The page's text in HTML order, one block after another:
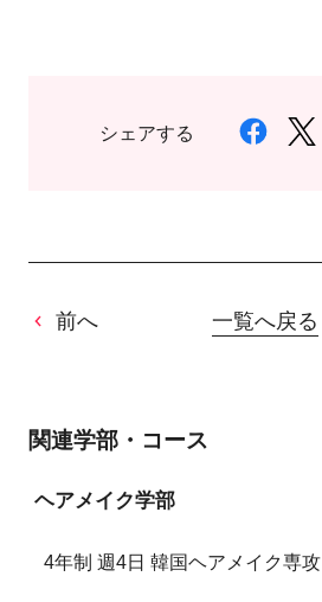
シェアする
前へ 一覧へ戻る
関連学部・コース
ヘアメイク学部
4年制 週4日 韓国ヘアメイク専攻